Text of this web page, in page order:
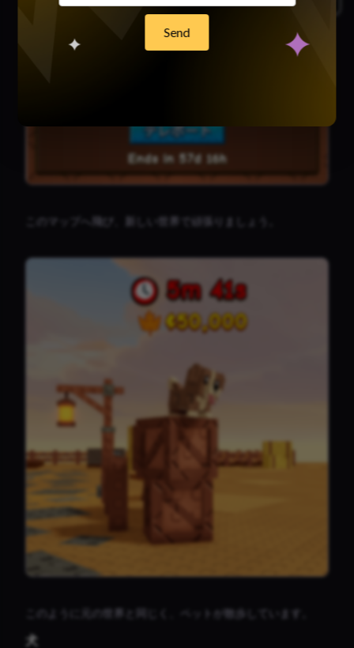
このマップへ飛び、新しい世界で頑張りましょう。
このように元の世界と同じく、ペットが散歩しています。
犬
Send